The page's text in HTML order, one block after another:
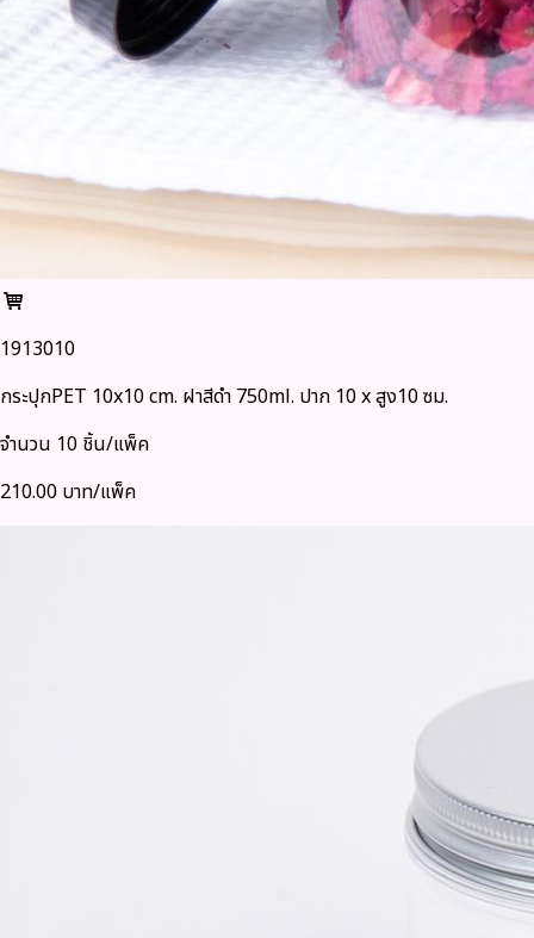
1913010
กระปุกPET 10x10 cm. ฝาสีดำ 750ml. ปาก 10 x สูง10 ซม.
จำนวน 10 ชิ้น/แพ็ค
210.00 บาท/แพ็ค